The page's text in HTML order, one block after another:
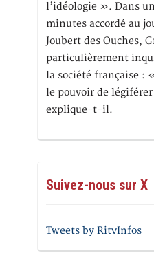
l’idéologie ». Dans
minutes accordé au
Joubert des Ouches,
particulièrement
la société française :
le pouvoir de
explique-t-il.
Suivez-nous sur X
Tweets by RitvInfos